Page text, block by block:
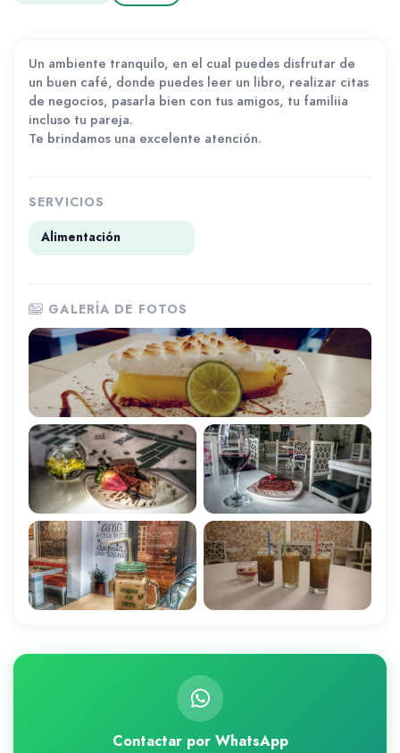
Un ambiente tranquilo, en el cual puedes disfrutar de
un buen café, donde puedes leer un libro, realizar citas
de negocios, pasarla bien con tus amigos, tu familiia
incluso tu pareja.
Te brindamos una excelente atención.
SERVICIOS
Alimentación
GALERÍA DE FOTOS
Contactar por WhatsApp